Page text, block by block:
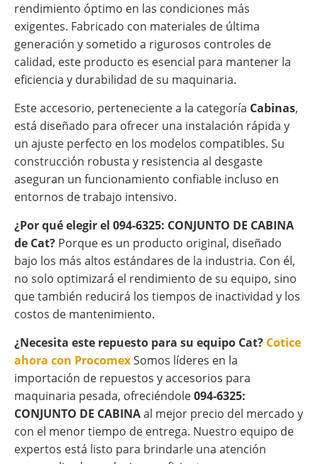
rendimiento óptimo en las condiciones más
exigentes. Fabricado con materiales de última
generación y sometido a rigurosos controles de
calidad, este producto es esencial para mantener la
eficiencia y durabilidad de su maquinaria.
Este accesorio, perteneciente a la categoría Cabinas,
está diseñado para ofrecer una instalación rápida y
un ajuste perfecto en los modelos compatibles. Su
construcción robusta y resistencia al desgaste
aseguran un funcionamiento confiable incluso en
entornos de trabajo intensivo.
¿Por qué elegir el 094-6325: CONJUNTO DE CABINA
de Cat? Porque es un producto original, diseñado
bajo los más altos estándares de la industria. Con él,
no solo optimizará el rendimiento de su equipo, sino
que también reducirá los tiempos de inactividad y los
costos de mantenimiento.
¿Necesita este repuesto para su equipo Cat? Cotice
ahora con ProcomexSomos líderes en la
importación de repuestos y accesorios para
maquinaria pesada, ofreciéndole094-6325:
CONJUNTO DE CABINAal mejor precio del mercado y
con el menor tiempo de entrega. Nuestro equipo de
expertos está listo para brindarle una atención